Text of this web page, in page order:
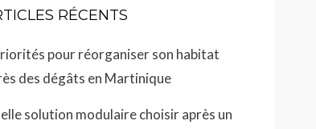
RÉCENTS
pour réorganiser son habitat
des dégâts en Martinique
solution modulaire choisir après un